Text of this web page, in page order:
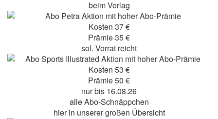
beim Verlag
Kosten 37 €
Prämie 35 €
sol. Vorrat reicht
Kosten 53 €
Prämie 50 €
nur bis 16.08.26
alle Abo-Schnäppchen
hier in unserer großen Übersicht